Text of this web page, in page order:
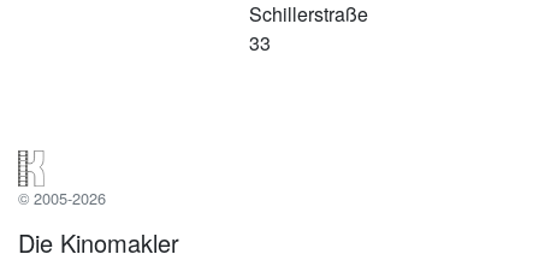
Schillerstraße
33
© 2005-2026
Die Kinomakler